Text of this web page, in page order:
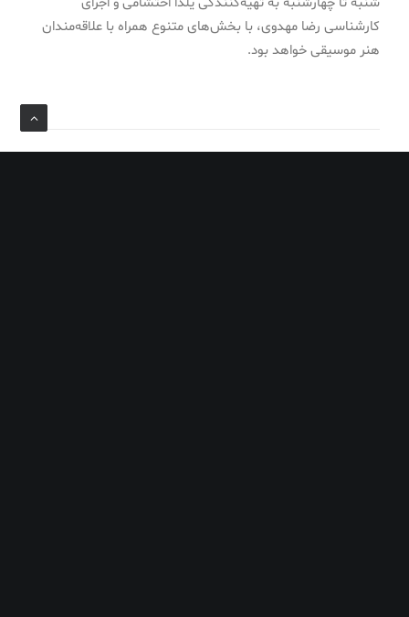
کارشناسی رضا مهدوی، با بخش‌های متنوع همراه با علاقه‌مندان
هنر موسیقی خواهد بود.